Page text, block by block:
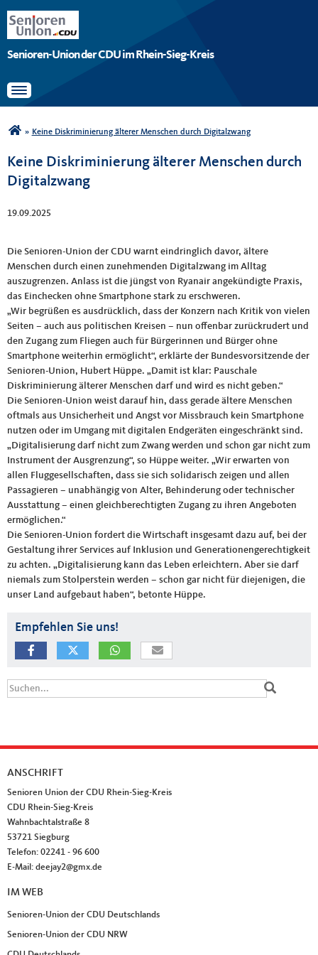
Senioren-Union der CDU im Rhein-Sieg-Kreis
Toggle navigation
Sie sind hier
» Keine Diskriminierung älterer Menschen durch Digitalzwang
Keine Diskriminierung älterer Menschen durch
Digitalzwang
19.09.2025
Die Senioren-Union der CDU warnt eindringlich davor, ältere
Menschen durch einen zunehmenden Digitalzwang im Alltag
auszugrenzen. Anlass ist die jüngst von Ryanair angekündigte Praxis,
das Einchecken ohne Smartphone stark zu erschweren.
„Wir begrüßen es ausdrücklich, dass der Konzern nach Kritik von vielen
Seiten – auch aus politischen Kreisen – nun offenbar zurückrudert und
den Zugang zum Fliegen auch für Bürgerinnen und Bürger ohne
Smartphone weiterhin ermöglicht“, erklärte der Bundesvorsitzende der
Senioren-Union, Hubert Hüppe. „Damit ist klar: Pauschale
Diskriminierung älterer Menschen darf und wird es nicht geben.“
Die Senioren-Union weist darauf hin, dass gerade ältere Menschen
oftmals aus Unsicherheit und Angst vor Missbrauch kein Smartphone
nutzen oder im Umgang mit digitalen Endgeräten eingeschränkt sind.
„Digitalisierung darf nicht zum Zwang werden und schon gar nicht zum
Instrument der Ausgrenzung“, so Hüppe weiter. „Wir erwarten von
allen Fluggesellschaften, dass sie sich solidarisch zeigen und allen
Passagieren – unabhängig von Alter, Behinderung oder technischer
Ausstattung – einen gleichberechtigten Zugang zu ihren Angeboten
ermöglichen.“
Die Senioren-Union fordert die Wirtschaft insgesamt dazu auf, bei der
Gestaltung ihrer Services auf Inklusion und Generationengerechtigkeit
zu achten. „Digitalisierung kann das Leben erleichtern. Aber sie darf
niemals zum Stolperstein werden – schon gar nicht für diejenigen, die
unser Land aufgebaut haben“, betonte Hüppe.
Empfehlen Sie uns!
Suchformular
Suche
Fußbereich
ANSCHRIFT
Senioren Union der CDU Rhein-Sieg-Kreis
CDU Rhein-Sieg-Kreis
Wahnbachtalstraße 8
53721 Siegburg
Telefon: 02241 - 96 600
E-Mail: deejay2@gmx.de
IM WEB
Senioren-Union der CDU Deutschlands
Senioren-Union der CDU NRW